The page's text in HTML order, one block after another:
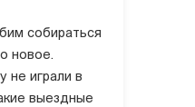
собираться
новое.
не играли в
выездные